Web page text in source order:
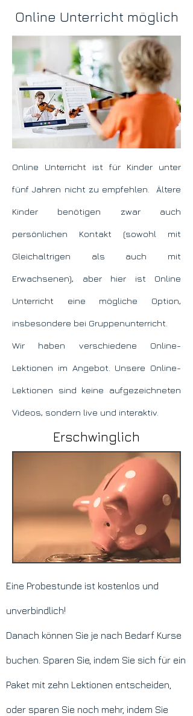
Online Unterricht möglich
Online Unterricht ist für Kinder unter
fünf Jahren nicht zu empfehlen. Ältere
Kinder benötigen zwar auch
persönlichen Kontakt (sowohl mit
Gleichaltrigen als auch mit
Erwachsenen), aber hier ist Online
Unterricht eine mögliche Option,
insbesondere bei Gruppenunterricht.
Wir haben verschiedene Online-
Lektionen im Angebot. Unsere Online-
Lektionen sind keine aufgezeichneten
Videos, sondern live und interaktiv.
Erschwinglich
Eine Probestunde ist kostenlos und
unverbindlich!
Danach können Sie je nach Bedarf Kurse
buchen. Sparen Sie, indem Sie sich für ein
Paket mit zehn Lektionen entscheiden,
oder sparen Sie noch mehr, indem Sie